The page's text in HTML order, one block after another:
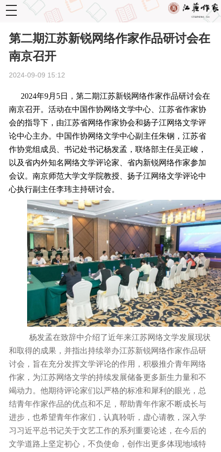
toggle
navigation
第二期江苏新锐网络作家作品研讨会在
南京召开
2024-09-09 15:12
2024年9月 5日
，第二期江苏新锐网络作家作品研讨会在
南京召开。活动在中国作协网络文学中心、江苏省作家协
会的指导下，由江苏省网络作家协会和扬子江网络文学评
论中心主办。中国作协网络文学中心副主任朱钢，江苏省
作协党组成员、书记处书记杨发孟，联络部主任吴正峻，
以及省内外知名网络文学评论家、省内新锐网络作家参加
会议。南京师范大学文学院教授、扬子江网络文学评论中
心执行副主任李玮主持研讨会。
杨发孟在致辞中介绍了近年来江苏网络文学发展现状
和取得的成果，并指出持续举办江苏新锐网络作家作品研
讨会，旨在充分发挥文学评论的作用，积极推介青年网络
作家，为江苏网络文学的持续发展储备更多新生力量和不
竭动力。他期待评论家们以严格的标准和犀利的眼光，总
结青年作家作品的优点和不足，帮助青年作家不断成长与
进步，也希望青年作家们，认真聆听，虚心请教，深入学
习习近平总书记关于文艺工作的系列重要论述，在今后的
文学道路上坚定初心，不负使命，创作出更多体现地域特